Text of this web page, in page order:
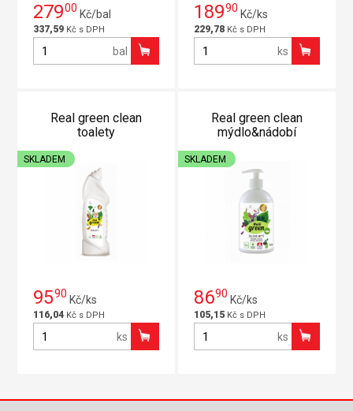
27900 Kč/bal
337,59 Kč s DPH
bal
18990 Kč/ks
229,78 Kč s DPH
ks
Real green clean
toalety
SKLADEM
9590 Kč/ks
116,04 Kč s DPH
ks
Real green clean
mýdlo&nádobí
SKLADEM
8690 Kč/ks
105,15 Kč s DPH
ks